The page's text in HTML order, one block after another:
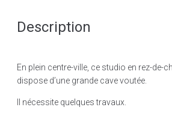
Description
En plein centre-ville, ce studio en rez-de-
dispose d’une grande cave voutée.
Il nécessite quelques travaux.